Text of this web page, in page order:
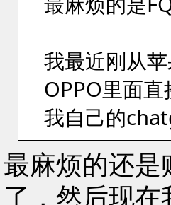
我最近刚从
OPPO里面
我自己的
最麻烦的还
了，然后现